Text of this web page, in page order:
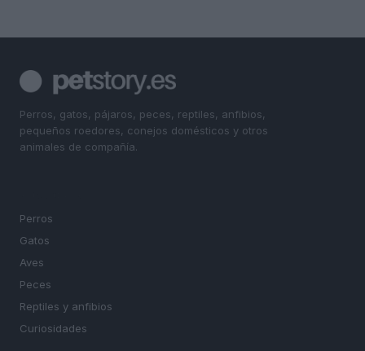
Perros, gatos, pájaros, peces, reptiles, anfibios,
pequeños roedores, conejos domésticos y otros
animales de compañía.
Perros
Gatos
Aves
Peces
Reptiles y anfibios
Curiosidades